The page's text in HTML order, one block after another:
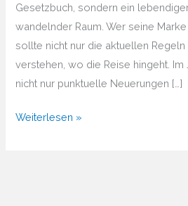
Gesetzbuch, sondern ein
wandelnder Raum. Wer seine
sollte nicht nur die aktuellen
verstehen, wo die Reise hingeht.
nicht nur punktuelle Neuerungen […]
Markenrecht
Weiterlesen »